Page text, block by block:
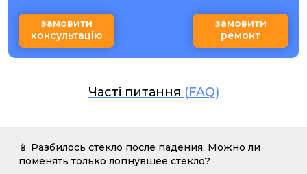
замовити
консультацію
замовити
ремонт
Часті питання (FAQ)
📱 Разбилось стекло после падения. Можно ли
поменять только лопнувшее стекло?